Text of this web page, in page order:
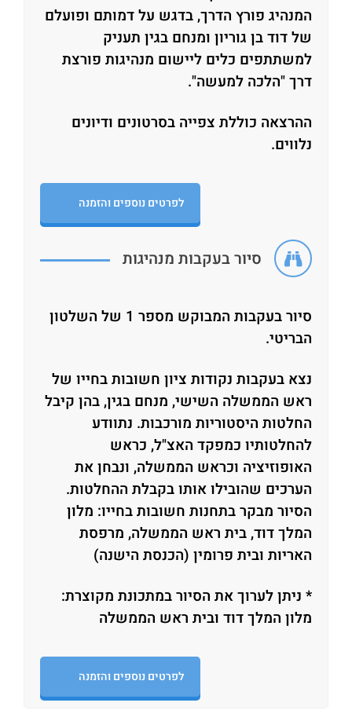
המנהיג פורץ הדרך, בדגש על דמותם ופועלם
של דוד בן גוריון ומנחם בגין תעניק
למשתתפים כלים ליישום מנהיגות פורצת
דרך "הלכה למעשה".
ההרצאה כוללת צפייה בסרטונים ודיונים
נלווים.
לפרטים נוספים והזמנה
סיור בעקבות מנהיגות
סיור בעקבות המבוקש מספר 1 של השלטון
הבריטי.
נצא בעקבות נקודות ציון חשובות בחייו של
ראש הממשלה השישי, מנחם בגין, בהן קיבל
החלטות היסטוריות מורכבות. נתוודע
להחלטותיו כמפקד האצ"ל, כראש
האופוזיציה וכראש הממשלה, ונבחן את
הערכים שהובילו אותו בקבלת ההחלטות.
הסיור מבקר בתחנות חשובות בחייו: מלון
המלך דוד, בית ראש הממשלה, מרפסת
האריות ובית פרומין (הכנסת הישנה)
* ניתן לערוך את הסיור במתכונת מקוצרת:
מלון המלך דוד ובית ראש הממשלה
לפרטים נוספים והזמנה